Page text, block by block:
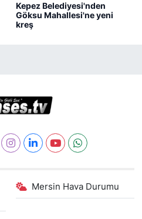
Kepez Belediyesi'nden
Göksu Mahallesi'ne yeni
kreş
Mersin Hava Durumu